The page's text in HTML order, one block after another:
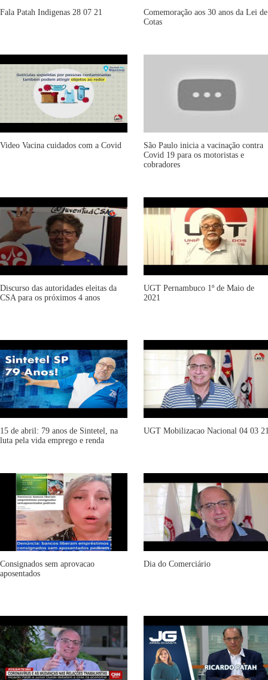
Fala Patah Indigenas 28 07 21
Comemoração aos 30 anos da Lei de
Cotas
Video Vacina cuidados com a Covid
São Paulo inicia a vacinação contra
Covid 19 para os motoristas e
cobradores
Discurso das autoridades eleitas da
CSA para os próximos 4 anos
UGT Pernambuco 1º de Maio de
2021
15 de abril: 79 anos de Sintetel, na
luta pela vida emprego e renda
UGT Mobilizacao Nacional 04 03
Consignados sem aprovacao
aposentados
Dia do Comerciário